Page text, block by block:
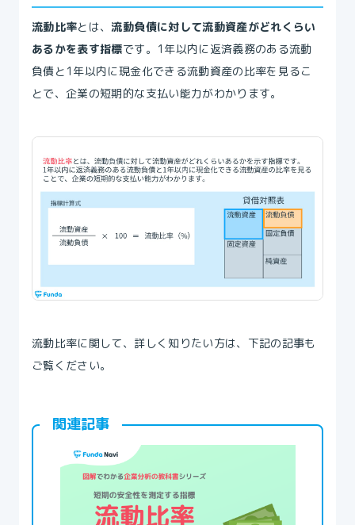
流動比率とは、 流動負債に対して流動資産がどれくらい
あるかを表す指標です。1年以内に返済義務のある流動
負債と1年以内に現金化できる流動資産の比率を見るこ
とで、企業の短期的な支払い能力がわかります。
流動比率に関して、詳しく知りたい方は、下記の記事も
ご覧ください。
関連記事